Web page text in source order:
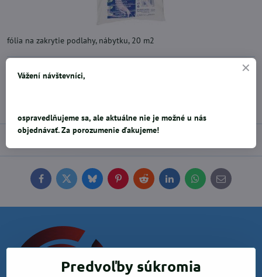
fólia na zakrytie podlahy, nábytku, 20 m2
0,89 €
FacebookTwitterBlueskyPinterestReddit LinkedInWhatsApp
E-
mail
Predvoľby súkromia
Vážení návštevníci,
ospravedlňujeme sa, ale aktuálne nie je možné u nás
objednávať. Za porozumenie ďakujeme!